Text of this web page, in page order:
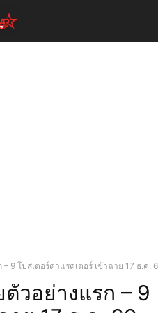
9 โปสเตอร์คาแรคเตอร์ เข้าฉาย 17 ธ.ค.
ตัวอย่างแรก – 9